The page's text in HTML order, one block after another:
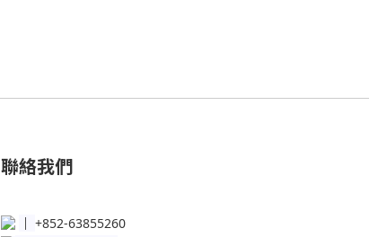
聯絡我們
│ +852-63855260